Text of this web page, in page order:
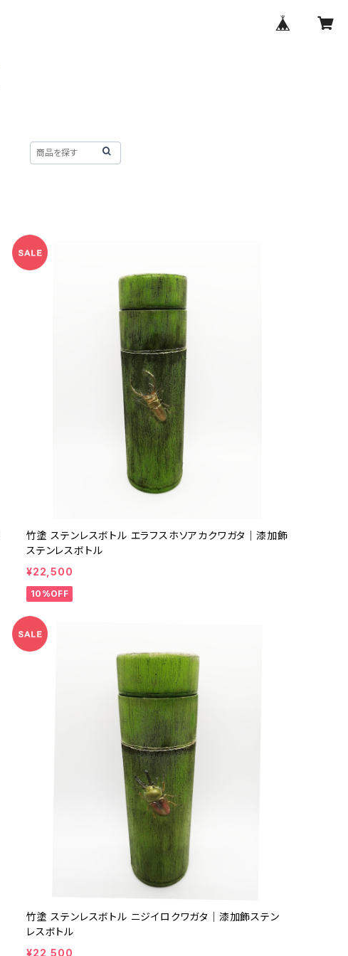
竹塗 ステンレスボトル エラフスホソアカクワガタ｜漆加飾
ステンレスボトル
¥22,500
10%OFF
竹塗 ステンレスボトル ニジイロクワガタ｜漆加飾ステン
レスボトル
¥22,500